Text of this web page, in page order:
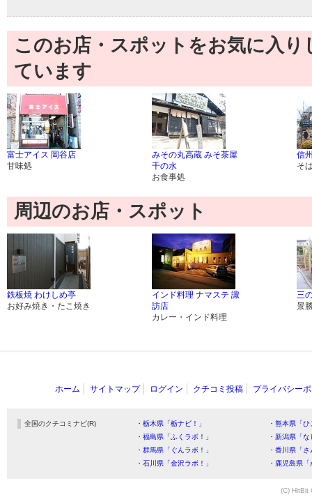
このお店・スポットをお気に入
ています
富士アイス 岡谷店
甘味処
みその丸高蔵 みそ茶屋
千の水
お食事処
信
そ
周辺のお店・スポット
鉄板焼 わけしめ亭
お好み焼き・たこ焼き
インド料理 ナマステ 諏
訪店
カレー・インド料理
三
景
ホーム サイトマップ ログイン クチコミ投稿 プライバシー
全国のクチコミナビ(R) ・栃木県「栃ナビ！」
・熊本県「
・福島県「ふくラボ！」
・新潟県「
・群馬県「ぐんラボ！」
・香川県「
・石川県「金沢ラボ！」
・鹿児島県
(C) HitBit